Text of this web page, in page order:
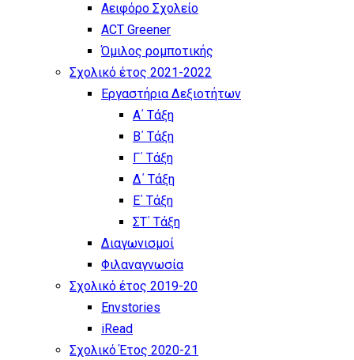
Αειφόρο Σχολείο
ACT Greener
Όμιλος ρομποτικής
Σχολικό έτος 2021-2022
Εργαστήρια Δεξιοτήτων
Α΄ Τάξη
Β΄ Τάξη
Γ΄ Τάξη
Δ΄ Τάξη
Ε΄ Τάξη
ΣΤ΄ Τάξη
Διαγωνισμοί
Φιλαναγνωσία
Σχολικό έτος 2019-20
Envstories
iRead
Σχολικό Έτος 2020-21